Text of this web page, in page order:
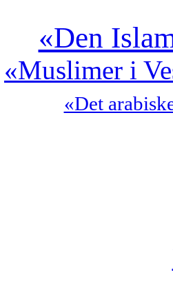
«Den
«Muslimer i
«Det